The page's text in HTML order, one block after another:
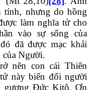
tính, nhưng do hồng
làm nghĩa tử cho
vào sự sống của
đã được mạc khải
của Người.
nên con cái Thiên
này biến đổi người
gương Đức Kitô. Ơn